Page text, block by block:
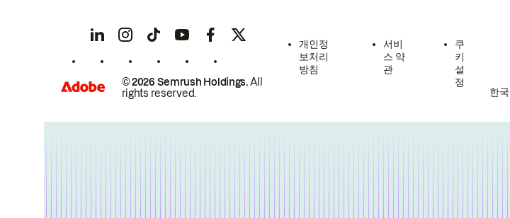
© 2026 Semrush Holdings.All
rights reserved.
개인정
보처리
방침
서비
스 약
관
쿠
키
설
정
한